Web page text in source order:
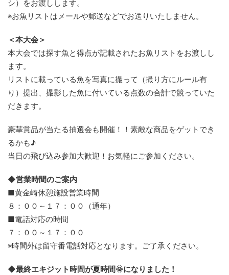
シ）をお渡しします。
※お魚リストはメールや郵送などでお送りいたしません。
＜本大会＞
本大会では探す魚と得点が記載されたお魚リストをお渡しし
ます。
リストに載っている魚を写真に撮って（撮り方にルール有
り）提出、撮影した魚に付いている点数の合計で競っていた
だきます。
豪華賞品が当たる抽選会も開催！！素敵な商品をゲットでき
るかも♪
当日の飛び込み参加大歓迎！お気軽にご参加ください。
◆営業時間のご案内
■黄金崎休憩施設営業時間
８：００～１７：００（通年）
■電話対応の時間
７：００～１７：００
※時間外は留守番電話対応となります。ご了承ください。
◆最終エキジット時間が夏時間🌞になりました！